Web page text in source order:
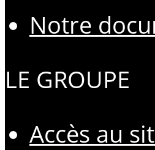
Notre
LE GROUPE
Accès au